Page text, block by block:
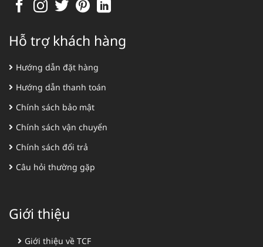
Hỗ trợ khách hàng
Hướng dẫn đặt hàng
Hướng dẫn thanh toán
Chính sách bảo mật
Chính sách vận chuyển
Chính sách đổi trả
Câu hỏi thường gặp
Giới thiệu
Giới thiệu về TCF